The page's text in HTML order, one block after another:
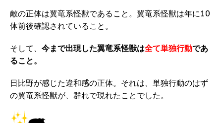
敵の正体は翼竜系怪獣であること。翼竜系怪獣は年に10
体前後確認されていること。
そして、 今まで出現した翼竜系怪獣は全て単独行動であ
ること。
日比野が感じた違和感の正体。それは、単独行動のはず
の翼竜系怪獣が、群れで現れたことでした。